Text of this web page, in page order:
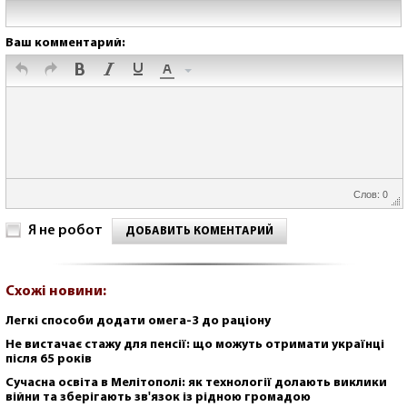
Ваш комментарий:
Слов: 0
Я не робот ДОБАВИТЬ КОМЕНТАРИЙ
Схожі новини:
Легкі способи додати омега-3 до раціону
Не вистачає стажу для пенсії: що можуть отримати українці
після 65 років
Сучасна освіта в Мелітополі: як технології долають виклики
війни та зберігають зв'язок із рідною громадою